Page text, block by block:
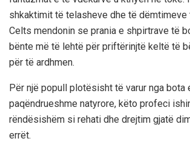
shkaktimit të telasheve dhe të dëmtimeve
Celts mendonin se prania e shpirtrave të
bënte më të lehtë për priftërinjtë keltë të
për të ardhmen.
Për një popull plotësisht të varur nga bota
paqëndrueshme natyrore, këto profeci
rëndësishëm si rehati dhe drejtim gjatë
errët.